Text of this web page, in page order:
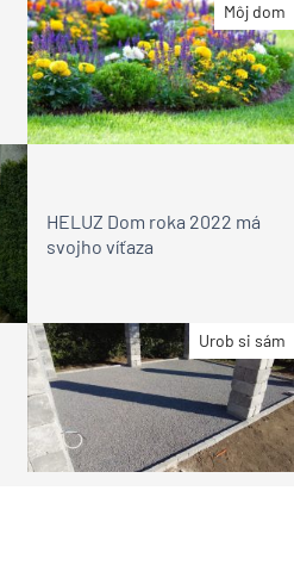
Môj dom
HELUZ Dom roka 2022 má
svojho víťaza
Urob si sám